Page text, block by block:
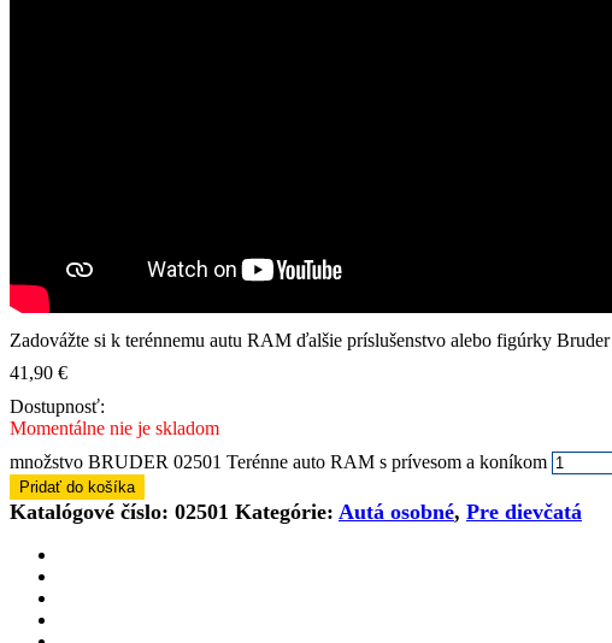
Zadovážte si k terénnemu autu RAM ďalšie príslušenstvo alebo figúrky Bruder
41,90 €
Dostupnosť:
Momentálne nie je skladom
množstvo BRUDER 02501 Terénne auto RAM s prívesom a koníkom
Pridať do košíka
Katalógové číslo: 02501 Kategórie: Autá osobné, Pre dievčatá